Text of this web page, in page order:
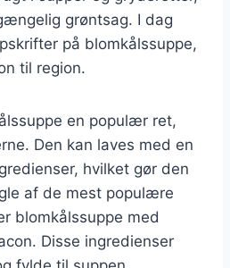
grøntsag. I dag
på blomkålssuppe,
til region.
en populær ret,
Den kan laves med en
hvilket gør den
af de mest populære
blomkålssuppe med
Disse ingredienser